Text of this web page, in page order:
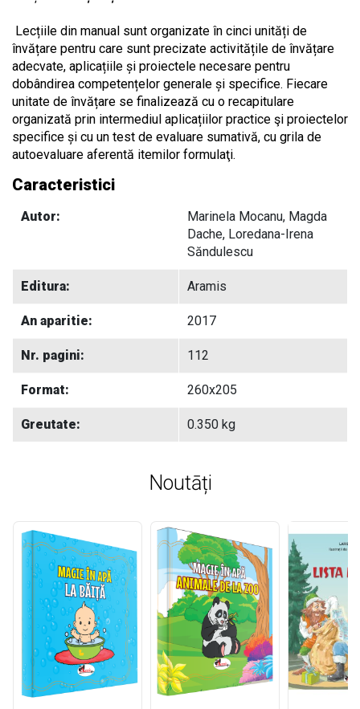
Lecțiile din manual sunt organizate în cinci unități de
învățare pentru care sunt precizate activitățile de învățare
adecvate, aplicațiile și proiectele necesare pentru
dobândirea competențelor generale și specifice. Fiecare
unitate de învățare se finalizează cu o recapitulare
organizată prin intermediul aplicațiilor practice şi proiectelor
specifice și cu un test de evaluare sumativă, cu grila de
autoevaluare aferentă itemilor formulaţi.
Caracteristici
Autor:
Marinela Mocanu, Magda
Dache, Loredana-Irena
Săndulescu
Editura: Aramis
An aparitie: 2017
Nr. pagini: 112
Format: 260x205
Greutate: 0.350 kg
Noutāți